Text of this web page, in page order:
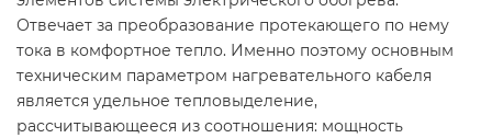
Отвечает за преобразование протекающего по нему
тока в комфортное тепло. Именно поэтому основным
техническим параметром нагревательного кабеля
является удельное тепловыделение,
рассчитывающееся из соотношения: мощность